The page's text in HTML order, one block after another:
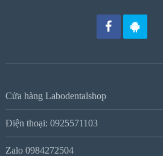
Cửa hàng Labodentalshop
Điện thoại: 0925571103
Zalo 0984272504